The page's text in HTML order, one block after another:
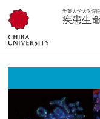
千葉大学大学院
疾患生